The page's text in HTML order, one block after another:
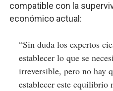
compatible con la
económico actual:
“Sin duda los expertos
establecer lo que se
irreversible, pero no hay
establecer este equilibrio